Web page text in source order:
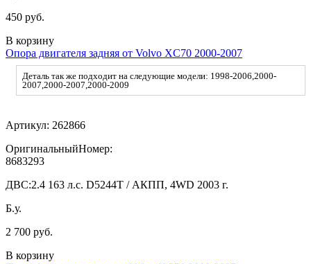
450 руб.
В корзину
Опора двигателя задняя от Volvo XC70 2000-2007
Деталь так же подходит на следующие модели: 1998-2006,2000-
2007,2000-2007,2000-2009
Артикул: 262866
ОригинальныйНомер:
8683293
ДВС:2.4 163 л.с. D5244T / АКПП, 4WD 2003 г.
Б.у.
2 700 руб.
В корзину